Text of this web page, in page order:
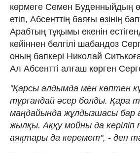
көрмеге Семен Буденныйдың
етіп, Абсенттің баяғы өзінің
Арабтың тұқымы екенін
кейіннен белгiлi шабандоз
оның бапкерi Николай
Ал Абсентті алғаш көрген
"Қарсы алдымда мен көптен
тұрғандай әсер болды. Қара
маңдайында жұлдызшасы
жылқы. Аққу мойны да
аяқтары да керемет", - деп